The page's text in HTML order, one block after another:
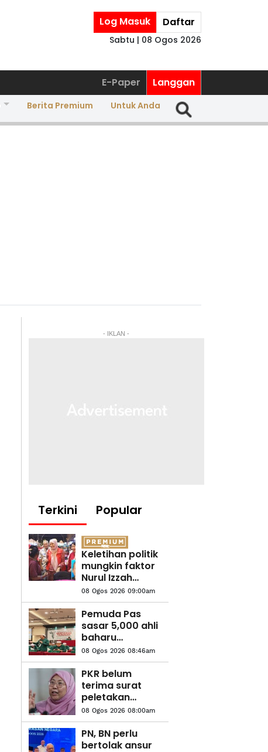
Log Masuk Daftar
Sabtu | 08 Ogos 2026
E-Paper Langgan
Berita Premium Untuk Anda
- IKLAN -
Terkini Popular
Keletihan politik
mungkin faktor
Nurul Izzah
undur diri -
Penganalisis
politik
08 Ogos 2026 09:00am
Pemuda Pas
sasar 5,000 ahli
baharu
pertahan
Kelantan
08 Ogos 2026 08:46am
PKR belum
terima surat
peletakan
jawatan ahli
Parlimen
08 Ogos 2026 08:00am
PN, BN perlu
bertolak ansur